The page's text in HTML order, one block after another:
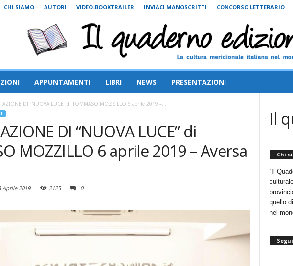
CHI SIAMO AUTORI VIDEO-BOOKTRAILER INVIACI MANOSCRITTI CONCORSO LETTERARIO
APPUNTAMENTI LIBRI NEWS PRESENTAZIONI
DI “NUOVA LUCE” di TOMMASO MOZZILLO 6 aprile 2019 –...
DI “NUOVA LUCE” di
MOZZILLO 6 aprile 2019 – Aversa
Aprile 2019 2125 0
Il
Chi
“Il
quello
nel